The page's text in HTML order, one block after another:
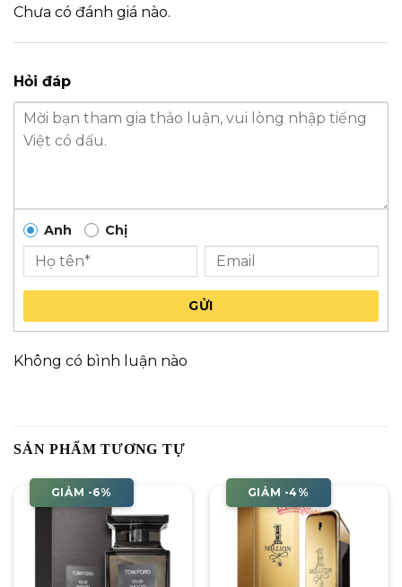
Chưa có đánh giá nào.
Hỏi đáp
Anh Chị
GỬI
Không có bình luận nào
SẢN PHẨM TƯƠNG TỰ
GIẢM -6% GIẢM -4%